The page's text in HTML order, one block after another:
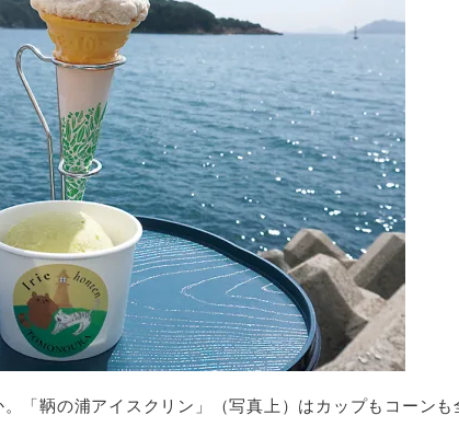
「鞆の浦アイスクリン」（写真上）はカップもコーンも